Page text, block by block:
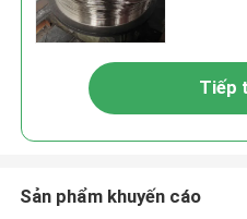
Tiếp
Sản phẩm khuyến cáo